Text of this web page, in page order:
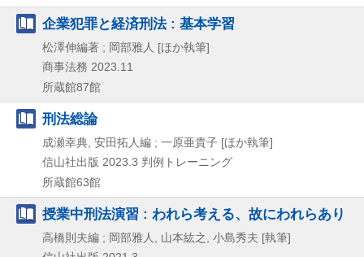
企業犯罪と経済刑法 : 基本学習
松澤伸編著 ; 岡部雅人 [ほか執筆]
商事法務 2023.11
所蔵館87館
刑法総論
成瀬幸典, 安田拓人編 ; 一原亜貴子 [ほか執筆]
信山社出版 2023.3 判例トレーニング
所蔵館63館
授業中刑法演習 : われら考える、故にわれらあり
高橋則夫編 ; 岡部雅人, 山本紘之, 小島秀夫 [執筆]